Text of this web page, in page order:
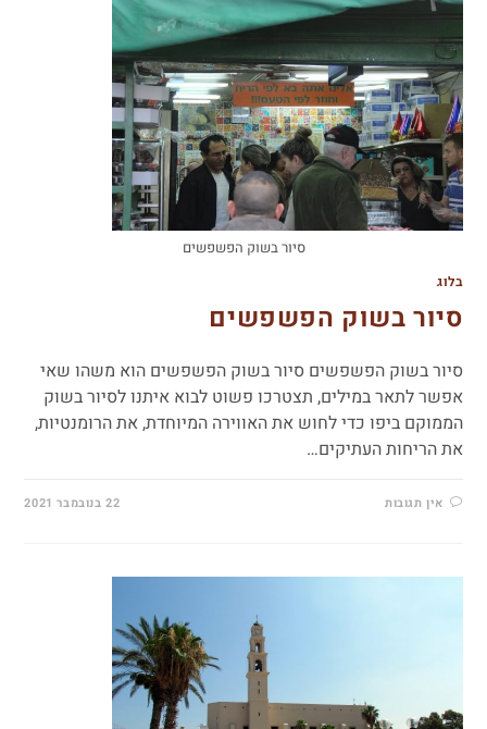
סיור בשוק הפשפשים
בלוג
סיור בשוק הפשפשים
סיור בשוק הפשפשים סיור בשוק הפשפשים הוא משהו שאי
אפשר לתאר במילים, תצטרכו פשוט לבוא איתנו לסיור בשוק
הממוקם ביפו כדי לחוש את האווירה המיוחדת, את הרומנטיות,
את הריחות העתיקים…
אין תגובות 22 בנובמבר 2021